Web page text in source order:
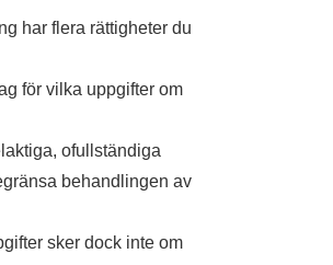
har flera rättigheter du
för vilka uppgifter om
ofullständiga
behandlingen av
sker dock inte om